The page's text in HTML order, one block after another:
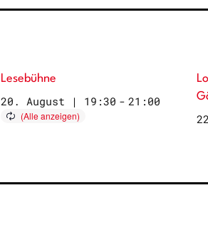
Lesebühne
20. August | 19:30 - 21:00